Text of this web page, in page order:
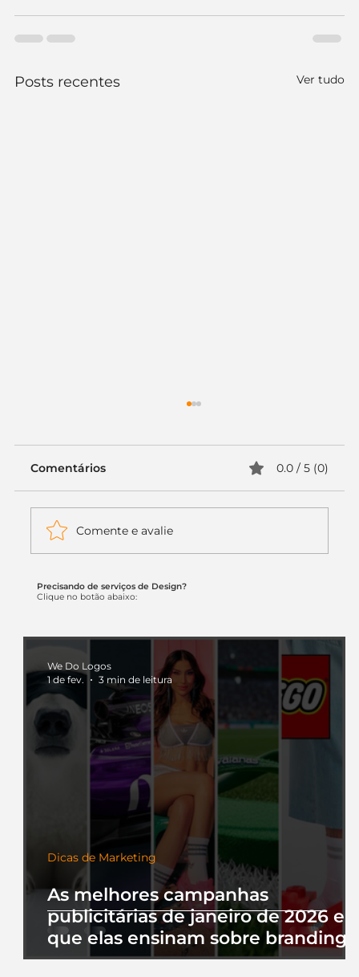
Precisando de serviços de Design?
Clique no botão abaixo:
As melhores campanhas
publicitárias de janeiro de 2026 e
que elas ensinam sobre branding
Dicas de Marketing
We Do Logos
1 de fev.
3 min de leitura
Posts recentes Ver tudo
Itaú muda apenas duas letras da
começou.
Comentários 0.0 / 5 (0)
Comente e avalie